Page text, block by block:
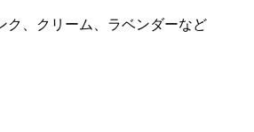
ク、クリーム、ラベンダーなど